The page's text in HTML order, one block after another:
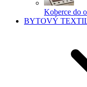
Koberce do
BYTOVÝ